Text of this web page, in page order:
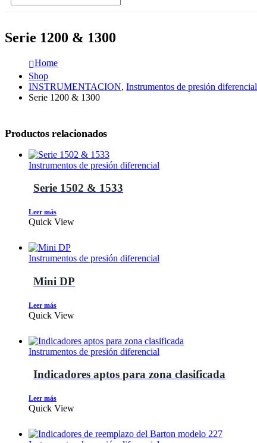
Serie 1200 & 1300
Home
Shop
INSTRUMENTACION, Instrumentos de presión diferencial
Serie 1200 & 1300
Productos relacionados
Instrumentos de presión diferencial
Serie 1502 & 1533
Leer más
Quick View
Instrumentos de presión diferencial
Mini DP
Leer más
Quick View
Instrumentos de presión diferencial
Indicadores aptos para zona clasificada
Leer más
Quick View